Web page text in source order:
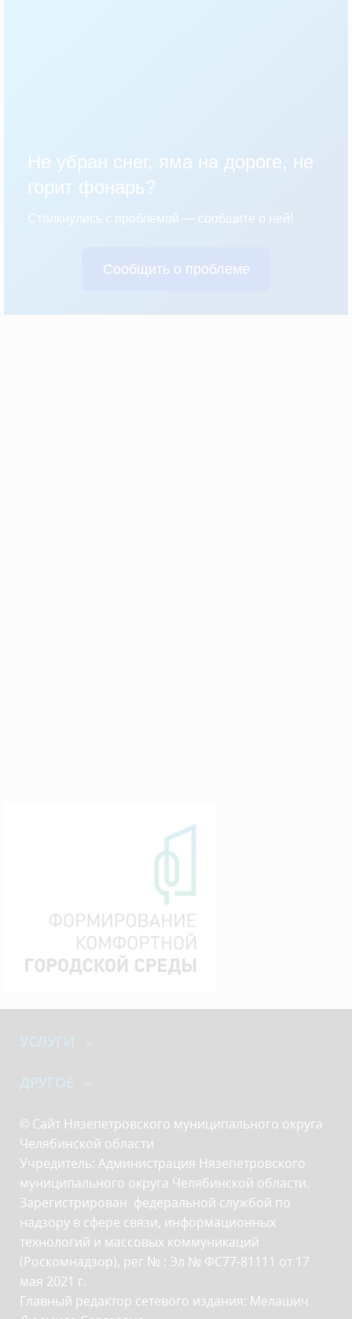
Не убран снег, яма на дороге, не
горит фонарь?
Столкнулись с проблемой — сообщите о ней!
Сообщить о проблеме
УСЛУГИ
ДРУГОЕ
© Сайт Нязепетровского муниципального округа
Челябинской области
Учредитель: Администрация Нязепетровского
муниципального округа Челябинской области.
Зарегистрирован федеральной службой по
надзору в сфере связи, информационных
технологий и массовых коммуникаций
(Роскомнадзор), рег № : Эл № ФС77-81111 от 17
мая 2021 г.
Главный редактор сетевого издания: Мелашич